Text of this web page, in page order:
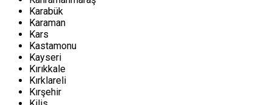
Karabük
Karaman
Kars
Kastamonu
Kayseri
Kırıkkale
Kırklareli
Kırşehir